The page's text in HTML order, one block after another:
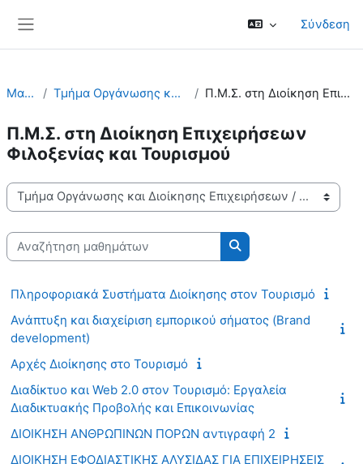
Σύνδεση
Μαθήματα Τμήμα Οργάνωσης και Διοίκησης Επιχειρήσεων Π.Μ.Σ. στη Διοίκηση Επιχειρήσεων Φιλοξενίας και Τ...
Π.Μ.Σ. στη Διοίκηση Επιχειρήσεων
Φιλοξενίας και Τουρισμού
Κατηγορίες μαθημάτων
Αναζήτηση μαθημάτων
Αναζήτηση
Πληροφοριακά Συστήματα Διοίκησης στον Τουρισμό
Ανάπτυξη και διαχείριση εμπορικού σήματος (Brand
development)
Αρχές Διοίκησης στο Τουρισμό
Διαδίκτυο και Web 2.0 στον Τουρισμό: Εργαλεία
Διαδικτυακής Προβολής και Επικοινωνίας
ΔΙΟΙΚΗΣΗ ΑΝΘΡΩΠΙΝΩΝ ΠΟΡΩΝ αντιγραφή 2
ΔΙΟΙΚΗΣΗ ΕΦΟΔΙΑΣΤΙΚΗΣ ΑΛΥΣΙΔΑΣ ΓΙΑ ΕΠΙΧΕΙΡΗΣΕΙΣ